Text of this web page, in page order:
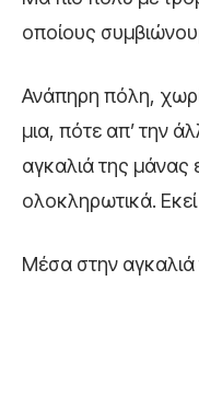
οποίους
Ανάπηρη πόλη,
μια, πότε απ’ την
αγκαλιά της μάνας
ολοκληρωτικά.
Μέσα στην αγκαλιά